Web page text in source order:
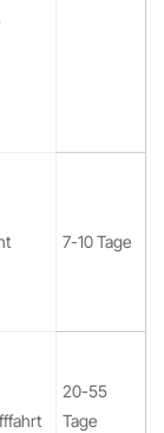
7-10 Tage
20-55
Tage